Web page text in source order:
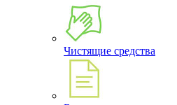
Чистящие средства